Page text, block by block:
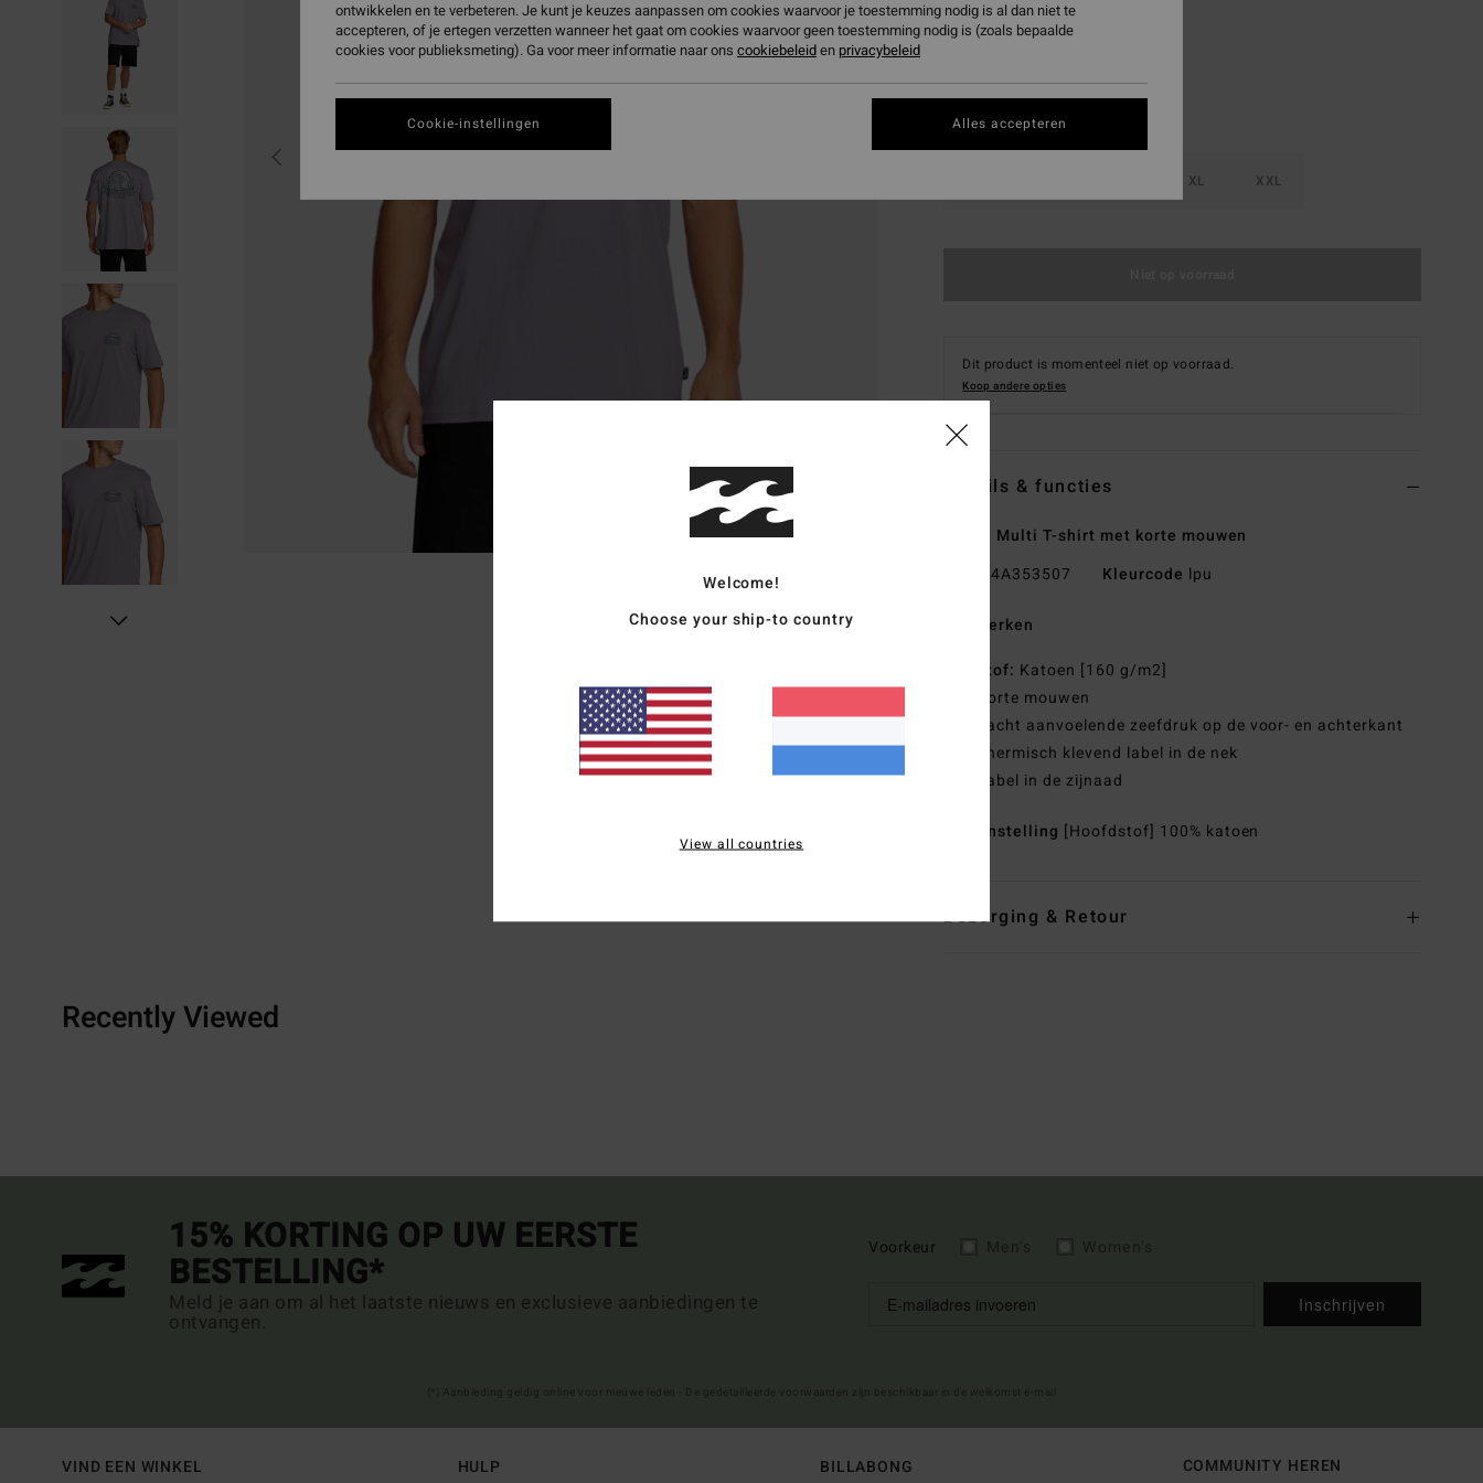
XL XXL
Dit product is momenteel niet op voorraad.
Koop andere opties
Details & functies
Heren Multi T-shirt met korte mouwen
24A353507 Kleurcode lpu
Kenmerken
Stof: Katoen [160 g/m2]
Korte mouwen
Zacht aanvoelende zeefdruk op de voor- en achterkant
Thermisch klevend label in de nek
Label in de zijnaad
Samenstelling [Hoofdstof] 100% katoen
Bezorging & Retour
Recently Viewed
15% KORTING OP UW EERSTE
BESTELLING*
Meld je aan om al het laatste nieuws en exclusieve aanbiedingen te
ontvangen.
Voorkeur
Inschrijven
VIND EEN WINKEL HULP BILLABONG COMMUNITY HEREN
Welcome!
Choose your ship-to country
View all countries
ontwikkelen en te verbeteren. Je kunt je keuzes aanpassen om cookies waarvoor je toestemming nodig is al dan niet te
accepteren, of je ertegen verzetten wanneer het gaat om cookies waarvoor geen toestemming nodig is (zoals bepaalde
cookies voor publieksmeting). Ga voor meer informatie naar ons cookiebeleiden privacybeleid
Cookie-instellingen Alles accepteren